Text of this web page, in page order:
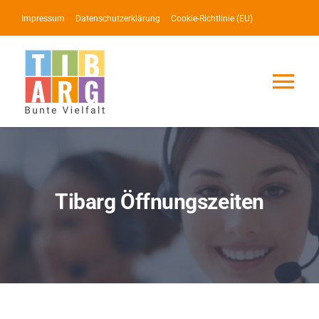
Inhalt
springen
Impressum Datenschutzerklärung Cookie-Richtlinie (EU)
Service
Tibarg Öffnungszeiten